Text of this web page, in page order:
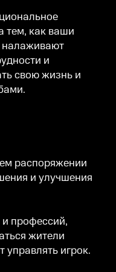
тем, как ваши
налаживают
и
свою жизнь и
распоряжении
и улучшения
профессий,
жители
игрок.